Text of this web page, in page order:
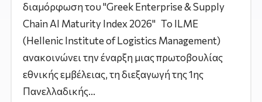
διαμόρφωση του "Greek Enterprise & Supply
Chain AI Maturity Index 2026" Το ILME
(Hellenic Institute of Logistics Management)
ανακοινώνει την έναρξη μιας πρωτοβουλίας
εθνικής εμβέλειας, τη διεξαγωγή της 1ης
Πανελλαδικής...